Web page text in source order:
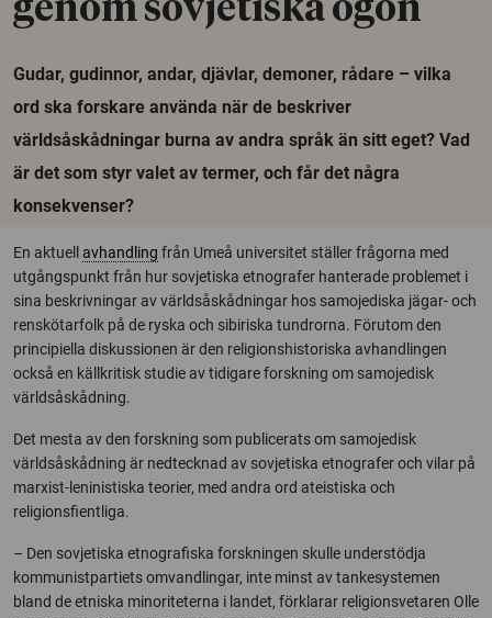
genom sovjetiska ögon
Gudar, gudinnor, andar, djävlar, demoner, rådare – vilka
ord ska forskare använda när de beskriver
världsåskådningar burna av andra språk än sitt eget? Vad
är det som styr valet av termer, och får det några
konsekvenser?
En aktuell avhandling från Umeå universitet ställer frågorna med
utgångspunkt från hur sovjetiska etnografer hanterade problemet i
sina beskrivningar av världsåskådningar hos samojediska jägar- och
renskötarfolk på de ryska och sibiriska tundrorna. Förutom den
principiella diskussionen är den religionshistoriska avhandlingen
också en källkritisk studie av tidigare forskning om samojedisk
världsåskådning.
Det mesta av den forskning som publicerats om samojedisk
världsåskådning är nedtecknad av sovjetiska etnografer och vilar på
marxist-leninistiska teorier, med andra ord ateistiska och
religionsfientliga.
– Den sovjetiska etnografiska forskningen skulle understödja
kommunistpartiets omvandlingar, inte minst av tankesystemen
bland de etniska minoriteterna i landet, förklarar religionsvetaren Olle